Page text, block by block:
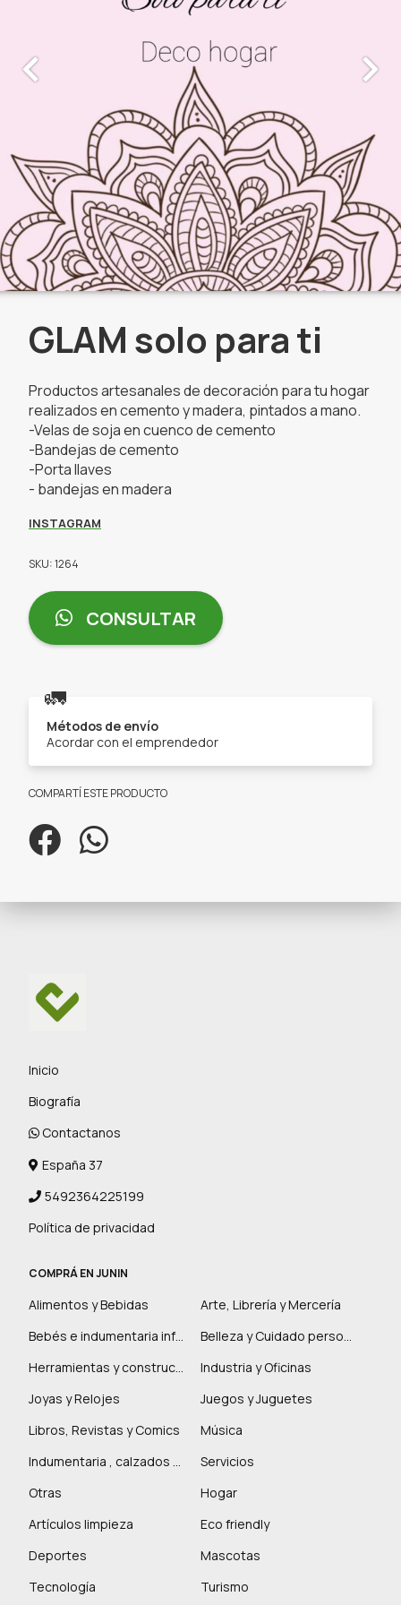
GLAM solo para ti
Productos artesanales de decoración para tu hogar
realizados en cemento y madera, pintados a mano.
-Velas de soja en cuenco de cemento
-Bandejas de cemento
-Porta llaves
- bandejas en madera
INSTAGRAM
SKU: 1264
CONSULTAR
🚛
Métodos de envío
Acordar con el emprendedor
COMPARTÍ ESTE PRODUCTO
Inicio
Biografía
Contactanos
España 37
5492364225199
Política de privacidad
COMPRÁ EN JUNIN
Alimentos y Bebidas
Arte, Librería y Mercería
Bebés e indumentaria infantil
Belleza y Cuidado personal
Herramientas y construcción
Industria y Oficinas
Joyas y Relojes
Juegos y Juguetes
Libros, Revistas y Comics
Música
Indumentaria , calzados y marroquinería
Servicios
Otras
Hogar
Artículos limpieza
Eco friendly
Deportes
Mascotas
Tecnología
Turismo